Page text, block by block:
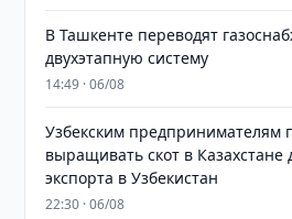
В Ташкенте переводят
двухэтапную систему
14:49 · 06/08
Узбекским предпринимателям
выращивать скот в
экспорта в Узбекистан
22:30 · 06/08